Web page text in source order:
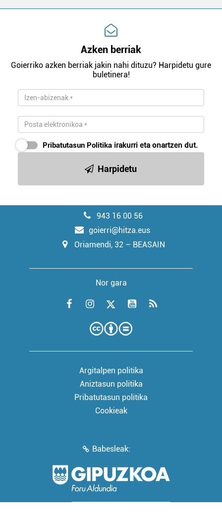
Azken berriak
Goierriko azken berriak jakin nahi dituzu? Harpidetu gure
buletinera!
Pribatutasun Politika irakurri eta onartzen dut.
Harpidetu
943 16 00 56
goierri@hitza.eus
Oriamendi, 32 – BEASAIN
Nor gara
Argitalpen politika
Aniztasun politika
Pribatutasun politika
Cookieak
Babesleak: